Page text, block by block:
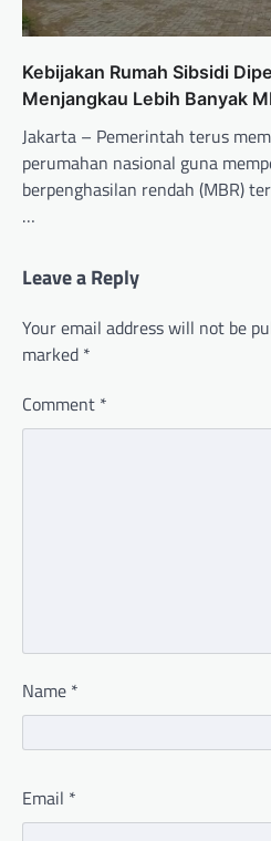
Kebijakan Rumah Sibsidi
Menjangkau Lebih Banyak
Jakarta – Pemerintah terus
perumahan nasional guna
berpenghasilan rendah (MBR)
…
Leave a Reply
Your email address will not be
marked *
Comment *
Name *
Email *